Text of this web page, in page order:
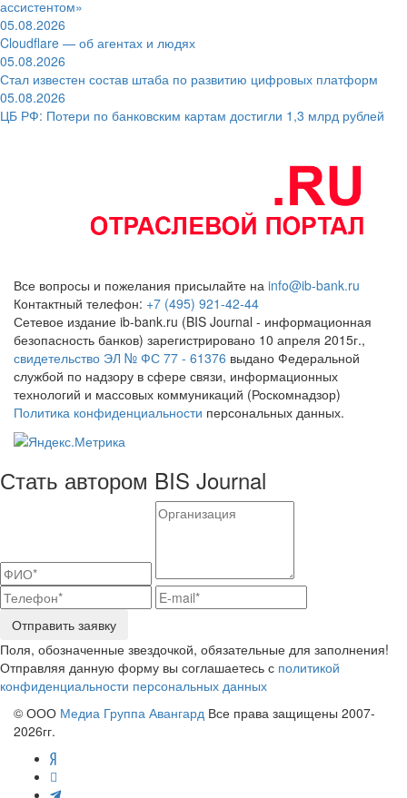
ассистентом»
05.08.2026
Cloudflare — об агентах и людях
05.08.2026
Стал известен состав штаба по развитию цифровых платформ
05.08.2026
ЦБ РФ: Потери по банковским картам достигли 1,3 млрд рублей
Все вопросы и пожелания присылайте на info@ib-bank.ru
Контактный телефон: +7 (495) 921-42-44
Сетевое издание ib-bank.ru (BIS Journal - информационная
безопасность банков) зарегистрировано 10 апреля 2015г.,
свидетельство ЭЛ № ФС 77 - 61376 выдано Федеральной
службой по надзору в сфере связи, информационных
технологий и массовых коммуникаций (Роскомнадзор)
Политика конфиденциальности персональных данных.
Стать автором BIS Journal
Отправить заявку
Поля, обозначенные звездочкой, обязательные для заполнения!
Отправляя данную форму вы соглашаетесь с политикой
конфиденциальности персональных данных
© ООО Медиа Группа Авангард Все права защищены 2007-
2026гг.